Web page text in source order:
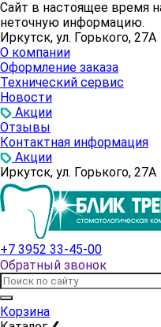
Сайт в настоящее время
неточную информацию.
Иркутск, ул. Горького, 27А
О компании
Оформление заказа
Технический сервис
Новости
Акции
Отзывы
Контактная информация
Акции
Иркутск, ул. Горького, 27А
+7 3952 33-45-00
Обратный звонок
Корзина